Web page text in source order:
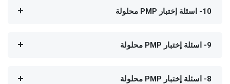
10- اسئلة إختبار PMP محلولة
9- اسئلة إختبار PMP محلولة
8- اسئلة إختبار PMP محلولة